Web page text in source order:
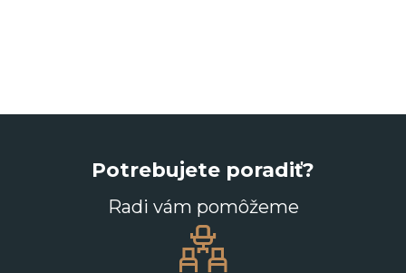
Potrebujete poradiť?
Radi vám pomôžeme